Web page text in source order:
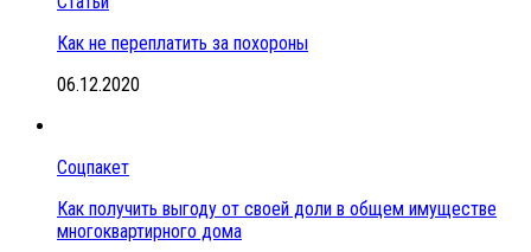
Как не переплатить за похороны
06.12.2020
Соцпакет
Как получить выгоду от своей доли в общем имуществе
многоквартирного дома